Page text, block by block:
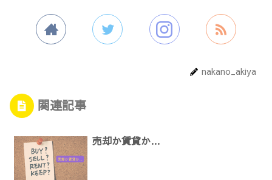
nakano_akiya
関連記事
売却か賃貸か…